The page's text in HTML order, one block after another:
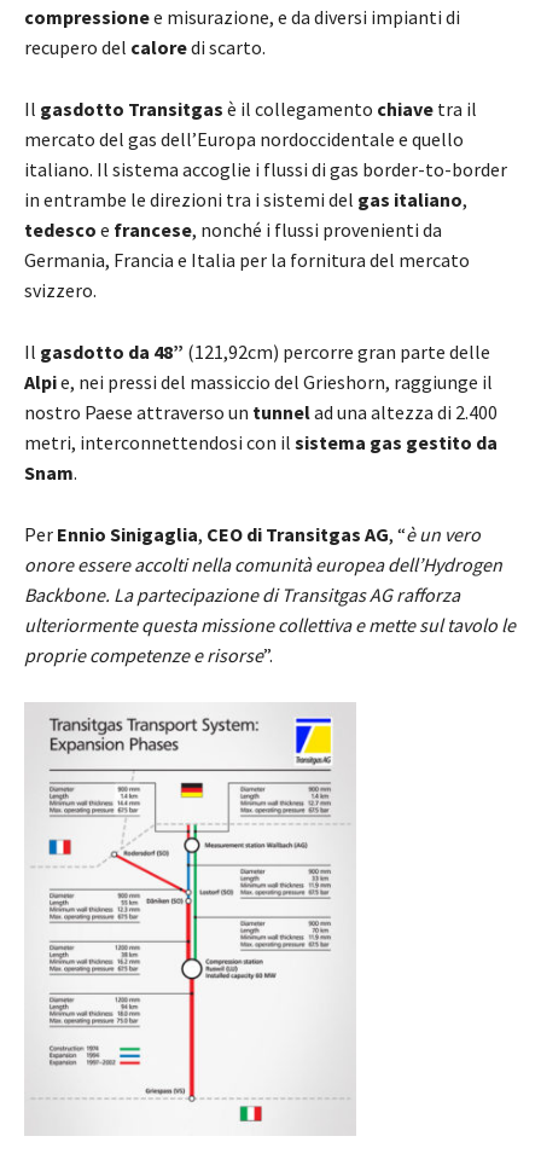
compressionee misurazione, e da diversi impianti di
recupero del caloredi scarto.
Il gasdotto Transitgas è il collegamento chiave tra il
mercato del gas dell’Europa nordoccidentale e quello
italiano. Il sistema accoglie i flussi di gas border-to-border
in entrambe le direzioni tra i sistemi del gas italiano,
tedesco e francese, nonché i flussi provenienti da
Germania, Francia e Italia per la fornitura del mercato
svizzero.
Il gasdotto da 48” (121,92cm) percorre gran parte delle
Alpie, nei pressi del massiccio del Grieshorn, raggiunge il
nostro Paese attraverso un tunnelad una altezza di 2.400
metri, interconnettendosi con il sistema gas gestito da
Snam.
Per Ennio Sinigaglia, CEO di Transitgas AG, “è un vero
onore essere accolti nella comunità europea dell’Hydrogen
Backbone. La partecipazione di Transitgas AG rafforza
ulteriormente questa missione collettiva e mette sul tavolo le
proprie competenze e risorse”.